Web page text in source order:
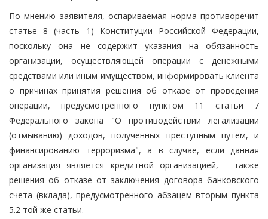
По мнению заявителя, оспариваемая норма противоречит
статье 8 (часть 1) Конституции Российской Федерации,
поскольку она не содержит указания на обязанность
организации, осуществляющей операции с денежными
средствами или иным имуществом, информировать клиента
о причинах принятия решения об отказе от проведения
операции, предусмотренного пунктом 11 статьи 7
Федерального закона "О противодействии легализации
(отмыванию) доходов, полученных преступным путем, и
финансированию терроризма", а в случае, если данная
организация является кредитной организацией, - также
решения об отказе от заключения договора банковского
счета (вклада), предусмотренного абзацем вторым пункта
5.2 той же статьи.